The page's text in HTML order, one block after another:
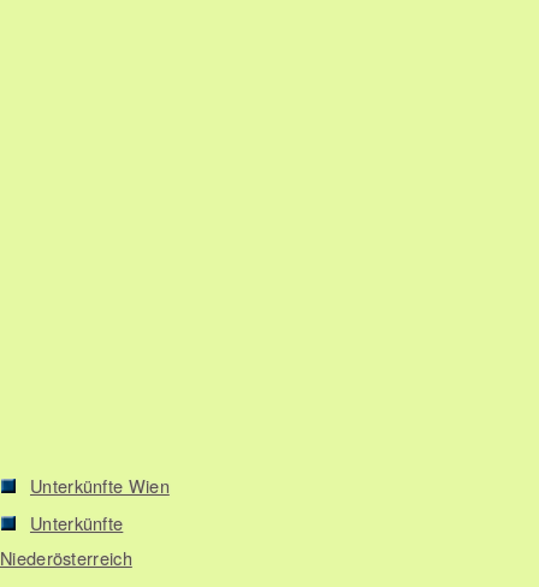
Unterkünfte Wien
Unterkünfte
Niederösterreich